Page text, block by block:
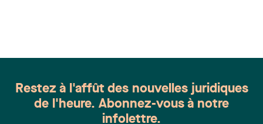
Restez à l'affût des nouvelles juridiques
de l'heure. Abonnez-vous à notre
infolettre.